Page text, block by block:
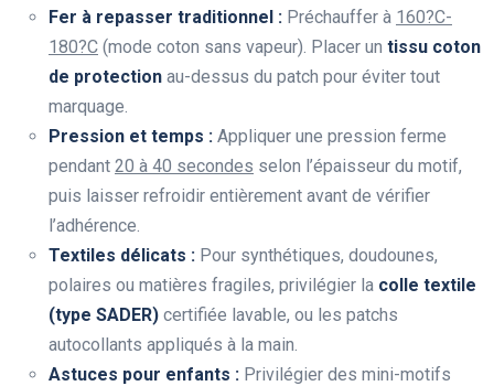
Fer à repasser traditionnel : Préchauffer à 160?C-
180?C (mode coton sans vapeur). Placer un tissu coton
de protection au-dessus du patch pour éviter tout
marquage.
Pression et temps : Appliquer une pression ferme
pendant 20 à 40 secondes selon l’épaisseur du motif,
puis laisser refroidir entièrement avant de vérifier
l’adhérence.
Textiles délicats : Pour synthétiques, doudounes,
polaires ou matières fragiles, privilégier la colle textile
(type SADER) certifiée lavable, ou les patchs
autocollants appliqués à la main.
Astuces pour enfants : Privilégier des mini-motifs